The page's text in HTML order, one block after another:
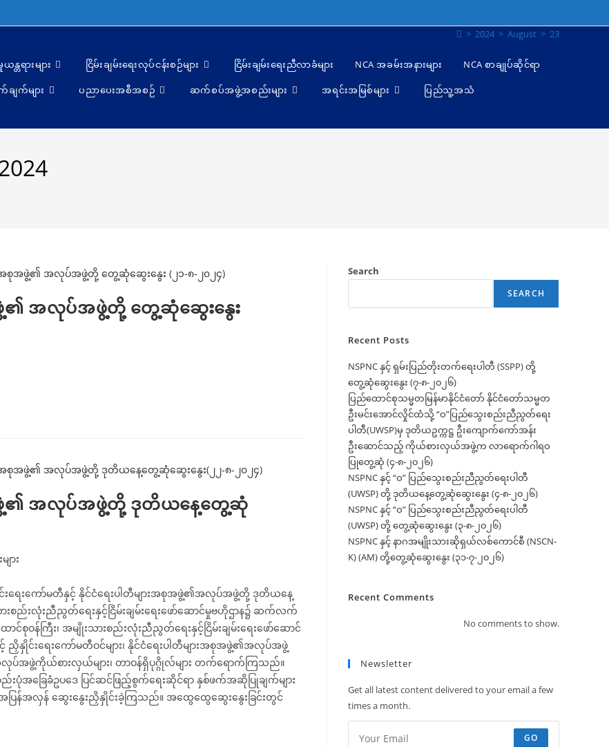
> 2024 > August > 23
န္တရားများ ငြိမ်းချမ်းရေးလုပ်ငန်းစဉ်များ ငြိမ်းချမ်းရေးညီလာခံများ NCA အခမ်းအနားများ NCA စာချုပ်ဆိုင်ရာ
ျက်များ ပညာပေးအစီအစဉ် ဆက်စပ်အဖွဲ့အစည်းများ အရင်းအမြစ်များ ပြည်သူ့အသံ
အဖွဲ့၏ အလုပ်အဖွဲ့တို့ တွေ့ဆုံဆွေးနွေး
စုအဖွဲ့၏ အလုပ်အဖွဲ့တို့ ဒုတိယနေ့တွေ့ဆုံ
ား
င်းရေးကော်မတီနှင့် နိုင်ငံရေးပါတီများအစုအဖွဲ့၏အလုပ်အဖွဲ့တို့ ဒုတိယနေ့
ည်းလုံးညီညွတ်ရေးနှင့်ငြိမ်းချမ်းရေးဖော်ဆောင်မှုဗဟိုဌာန၌ ဆက်လက်
စုဝန်ကြီး၊ အမျိုးသားစည်းလုံးညီညွတ်ရေးနှင့်ငြိမ်းချမ်းရေးဖော်ဆောင်
ညှိနှိုင်းရေးကော်မတီဝင်များ၊ နိုင်ငံရေးပါတီများအစုအဖွဲ့၏အလုပ်အဖွဲ့
အလုပ်အဖွဲ့ကိုယ်စားလှယ်များ၊ တာဝန်ရှိပုဂ္ဂိုလ်များ တက်ရောက်ကြသည်။
ပုံအခြေခံဥပဒေ ပြင်ဆင်ဖြည့်စွက်ရေးဆိုင်ရာ နှစ်ဖက်အဆိုပြုချက်များ
ပြန်အလှန် ဆွေးနွေးညှိနှိုင်းခဲ့ကြသည်။ အထွေထွေဆွေးနွေးခြင်းတွင်
Search
SEARCH
Recent Posts
NSPNC နှင့် ရှမ်းပြည်တိုးတက်ရေးပါတီ (SSPP) တို့
တွေ့ဆုံဆွေးနွေး (၇-၈-၂၀၂၆)
ပြည်ထောင်စုသမ္မတမြန်မာနိုင်ငံတော် နိုင်ငံတော်သမ္မတ
ဦးမင်းအောင်လှိုင်ထံသို့ “ဝ”ပြည်သွေးစည်းညီညွတ်ရေး
ပါတီ(UWSP)မှ ဒုတိယဥက္ကဋ္ဌ ဦးကျောက်ကော်အန်း
ဦးဆောင်သည့် ကိုယ်စားလှယ်အဖွဲ့က လာရောက်ဂါရဝ
ပြုတွေ့ဆုံ (၄-၈-၂၀၂၆)
NSPNC နှင့် “ဝ” ပြည်သွေးစည်းညီညွတ်ရေးပါတီ
(UWSP) တို့ ဒုတိယနေ့တွေ့ဆုံဆွေးနွေး (၄-၈-၂၀၂၆)
NSPNC နှင့် “ဝ” ပြည်သွေးစည်းညီညွတ်ရေးပါတီ
(UWSP) တို့ တွေ့ဆုံဆွေးနွေး (၃-၈-၂၀၂၆)
NSPNC နှင့် နာဂအမျိုးသားဆိုရှယ်လစ်ကောင်စီ (NSCN-
K) (AM) တို့တွေ့ဆုံဆွေးနွေး (၃၁-၇-၂၀၂၆)
Recent Comments
No comments to show.
Newsletter
Get all latest content delivered to your email a few
times a month.
GO